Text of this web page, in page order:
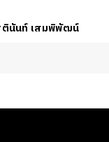
ตินันท์ เสมพิพัฒน์